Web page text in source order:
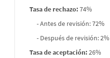
Tasa de rechazo:74%
- Antes de revisión: 72%
- Después de revisión: 2%
Tasa de aceptación:26%